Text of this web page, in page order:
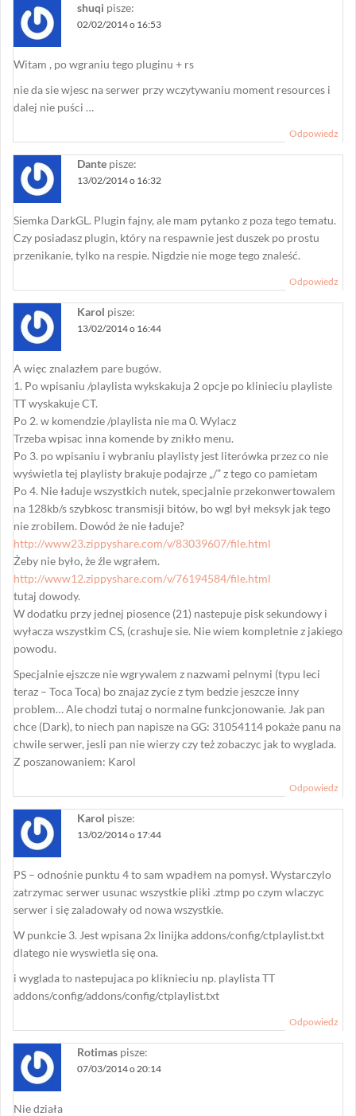
shuqi pisze:
02/02/2014 o 16:53
Witam , po wgraniu tego pluginu + rs
nie da sie wjesc na serwer przy wczytywaniu moment resources i
dalej nie puści …
Odpowiedz
Dante pisze:
13/02/2014 o 16:32
Siemka DarkGL. Plugin fajny, ale mam pytanko z poza tego tematu.
Czy posiadasz plugin, który na respawnie jest duszek po prostu
przenikanie, tylko na respie. Nigdzie nie moge tego znaleść.
Odpowiedz
Karol pisze:
13/02/2014 o 16:44
A więc znalazłem pare bugów.
1. Po wpisaniu /playlista wykskakuja 2 opcje po klinieciu playliste
TT wyskakuje CT.
Po 2. w komendzie /playlista nie ma 0. Wylacz
Trzeba wpisac inna komende by znikło menu.
Po 3. po wpisaniu i wybraniu playlisty jest literówka przez co nie
wyświetla tej playlisty brakuje podajrze „/” z tego co pamietam
Po 4. Nie ładuje wszystkich nutek, specjalnie przekonwertowalem
na 128kb/s szybkosc transmisji bitów, bo wgl był meksyk jak tego
nie zrobilem. Dowód że nie ładuje?
http://www23.zippyshare.com/v/83039607/file.html
Żeby nie było, że źle wgrałem.
http://www12.zippyshare.com/v/76194584/file.html
tutaj dowody.
W dodatku przy jednej piosence (21) nastepuje pisk sekundowy i
wyłacza wszystkim CS, (crashuje sie. Nie wiem kompletnie z jakiego
powodu.
Specjalnie ejszcze nie wgrywalem z nazwami pelnymi (typu leci
teraz – Toca Toca) bo znajaz zycie z tym bedzie jeszcze inny
problem… Ale chodzi tutaj o normalne funkcjonowanie. Jak pan
chce (Dark), to niech pan napisze na GG: 31054114 pokaże panu na
chwile serwer, jesli pan nie wierzy czy też zobaczyc jak to wyglada.
Z poszanowaniem: Karol
Odpowiedz
Karol pisze:
13/02/2014 o 17:44
PS – odnośnie punktu 4 to sam wpadłem na pomysł. Wystarczylo
zatrzymac serwer usunac wszystkie pliki .ztmp po czym wlaczyc
serwer i się zaladowały od nowa wszystkie.
W punkcie 3. Jest wpisana 2x linijka addons/config/ctplaylist.txt
dlatego nie wyswietla się ona.
i wyglada to nastepujaca po kliknieciu np. playlista TT
addons/config/addons/config/ctplaylist.txt
Odpowiedz
Rotimas pisze:
07/03/2014 o 20:14
Nie działa